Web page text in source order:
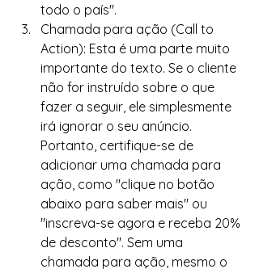
todo o país".
Chamada para ação (Call to
Action): Esta é uma parte muito
importante do texto. Se o cliente
não for instruído sobre o que
fazer a seguir, ele simplesmente
irá ignorar o seu anúncio.
Portanto, certifique-se de
adicionar uma chamada para
ação, como "clique no botão
abaixo para saber mais" ou
"inscreva-se agora e receba 20%
de desconto". Sem uma
chamada para ação, mesmo o